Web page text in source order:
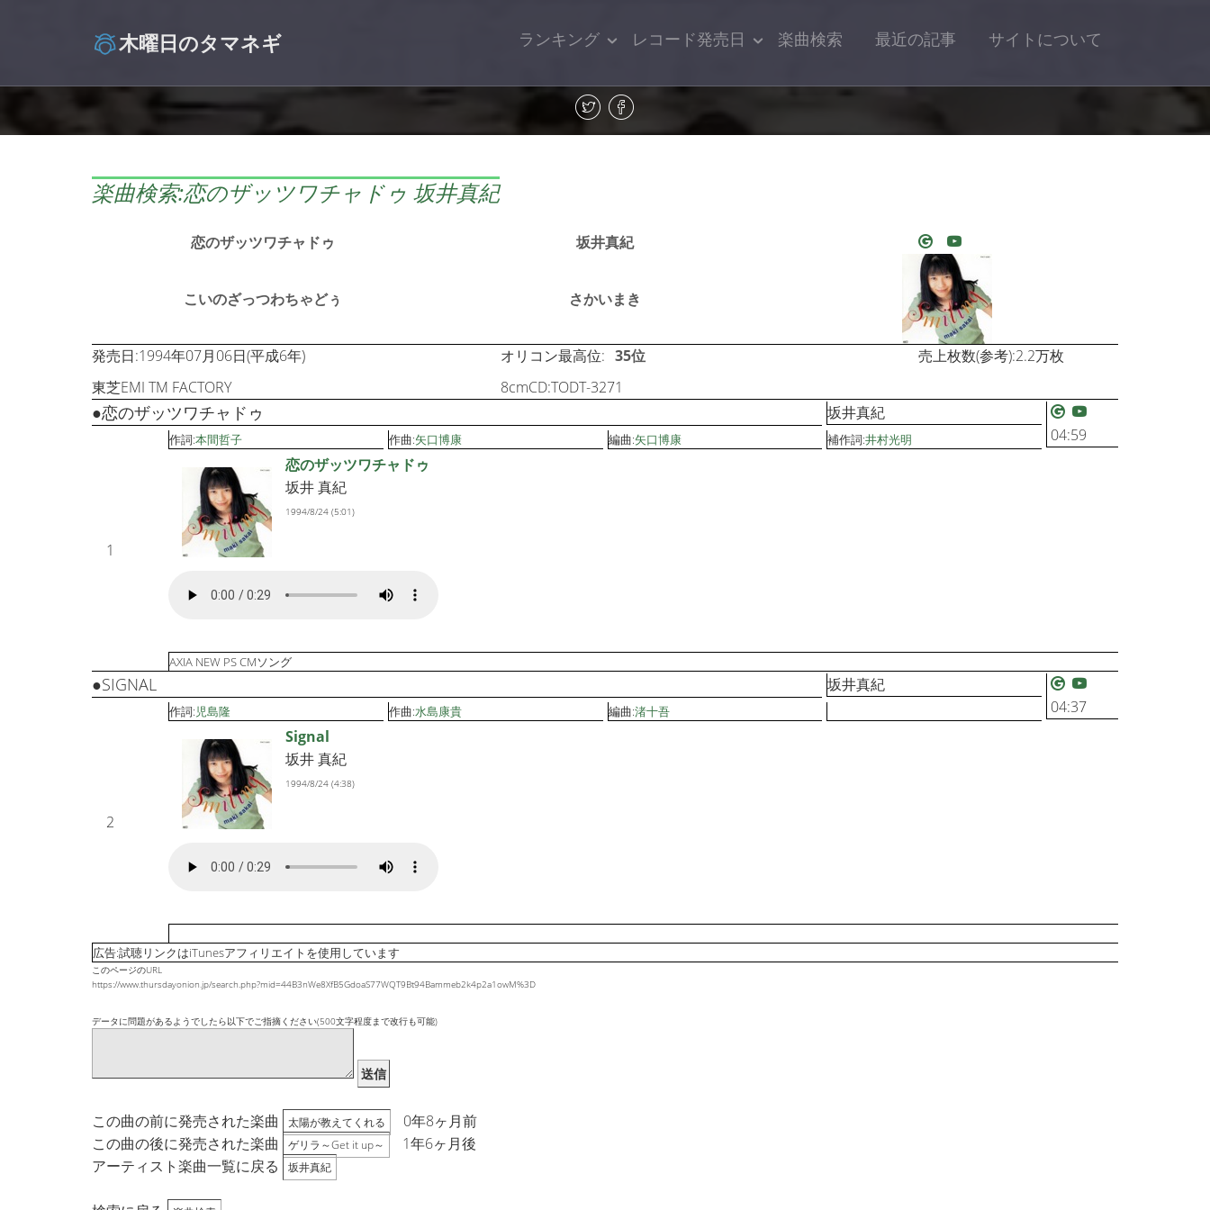
木曜日のタマネギ ランキング レコード発売日 楽曲検索 最近の記事 サイトについて
楽曲検索:恋のザッツワチャドゥ 坂井真紀
恋のザッツワチャドゥ 坂井真紀
こいのざっつわちゃどぅ さかいまき
発売日:1994年07月06日(平成6年) オリコン最高位: 35位
売上枚数(参考):2.2万枚
東芝EMI TM FACTORY
8cmCD:TODT-3271
1
●恋のザッツワチャドゥ
坂井真紀
04:59
作詞:本間哲子 作曲:矢口博康 編曲:矢口博康 補作詞:井村光明
恋のザッツワチャドゥ
坂井 真紀
1994/8/24 (5:01)
AXIA NEW PS CMソング
2
●SIGNAL
坂井真紀
04:37
作詞:児島隆 作曲:水島康貴 編曲:渚十吾
Signal
坂井 真紀
1994/8/24 (4:38)
広告:試聴リンクはiTunesアフィリエイトを使用しています
このページのURL
https://www.thursdayonion.jp/search.php?mid=44B3nWe8XfB5GdoaS77WQT9Bt94Bammeb2k4p2a1owM%3D
データに問題があるようでしたら以下でご指摘ください(500文字程度まで改行も可能)
送信
この曲の前に発売された楽曲 太陽が教えてくれる
0年8ヶ月前
この曲の後に発売された楽曲
ゲリラ～Get it up～
1年6ヶ月後
アーティスト楽曲一覧に戻る
坂井真紀